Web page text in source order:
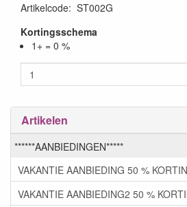
Artikelcode: ST002G
Kortingsschema
1+ = 0 %
Artikelen
******AANBIEDINGEN*****
VAKANTIE AANBIEDING 50 %
VAKANTIE AANBIEDING2 50 %